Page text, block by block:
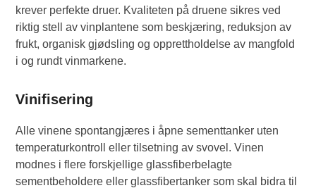
krever perfekte druer. Kvaliteten på druene sikres ved
riktig stell av vinplantene som beskjæring, reduksjon av
frukt, organisk gjødsling og opprettholdelse av mangfold
i og rundt vinmarkene.
Vinifisering
Alle vinene spontangjæres i åpne sementtanker uten
temperaturkontroll eller tilsetning av svovel. Vinen
modnes i flere forskjellige glassfiberbelagte
sementbeholdere eller glassfibertanker som skal bidra til